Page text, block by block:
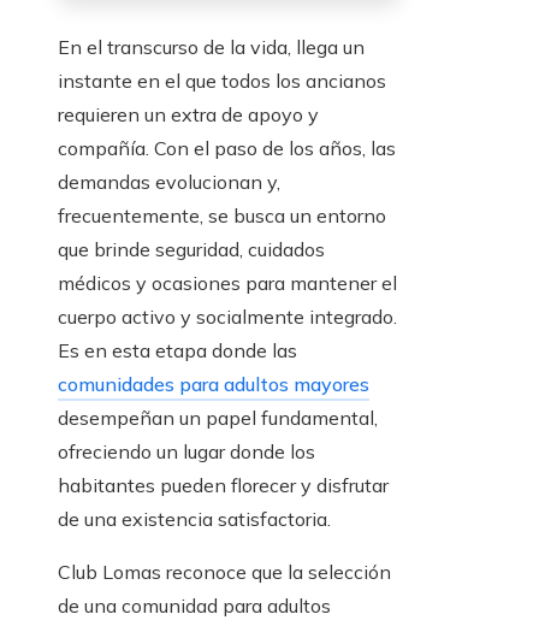
En el transcurso de la vida, llega un
instante en el que todos los ancianos
requieren un extra de apoyo y
compañía. Con el paso de los años, las
demandas evolucionan y,
frecuentemente, se busca un entorno
que brinde seguridad, cuidados
médicos y ocasiones para mantener el
cuerpo activo y socialmente integrado.
Es en esta etapa donde las
comunidades para adultos mayores
desempeñan un papel fundamental,
ofreciendo un lugar donde los
habitantes pueden florecer y disfrutar
de una existencia satisfactoria.
Club Lomas reconoce que la selección
de una comunidad para adultos